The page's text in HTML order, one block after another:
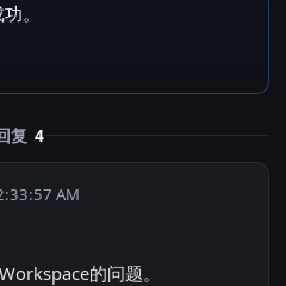
。
复 4
AM
的问题。